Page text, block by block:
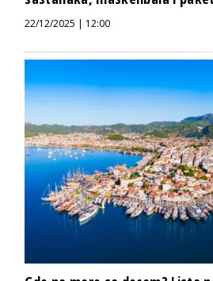
22/12/2025 | 12:00